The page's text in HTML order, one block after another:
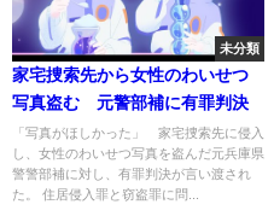
未分類
家宅捜索先から女性のわいせつ
写真盗む 元警部補に有罪判決
「写真がほしかった」 家宅捜索先に侵入
し、女性のわいせつ写真を盗んだ元兵庫県
警警部補に対し、有罪判決が言い渡され
た。 住居侵入罪と窃盗罪に問...